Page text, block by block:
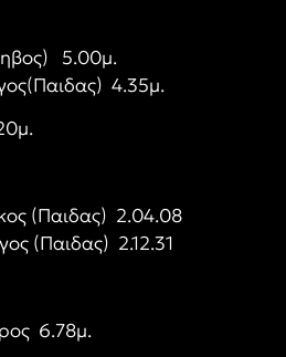
5.00μ.
4.35μ.
(Παιδας) 2.04.08
(Παιδας) 2.12.31
6.78μ.